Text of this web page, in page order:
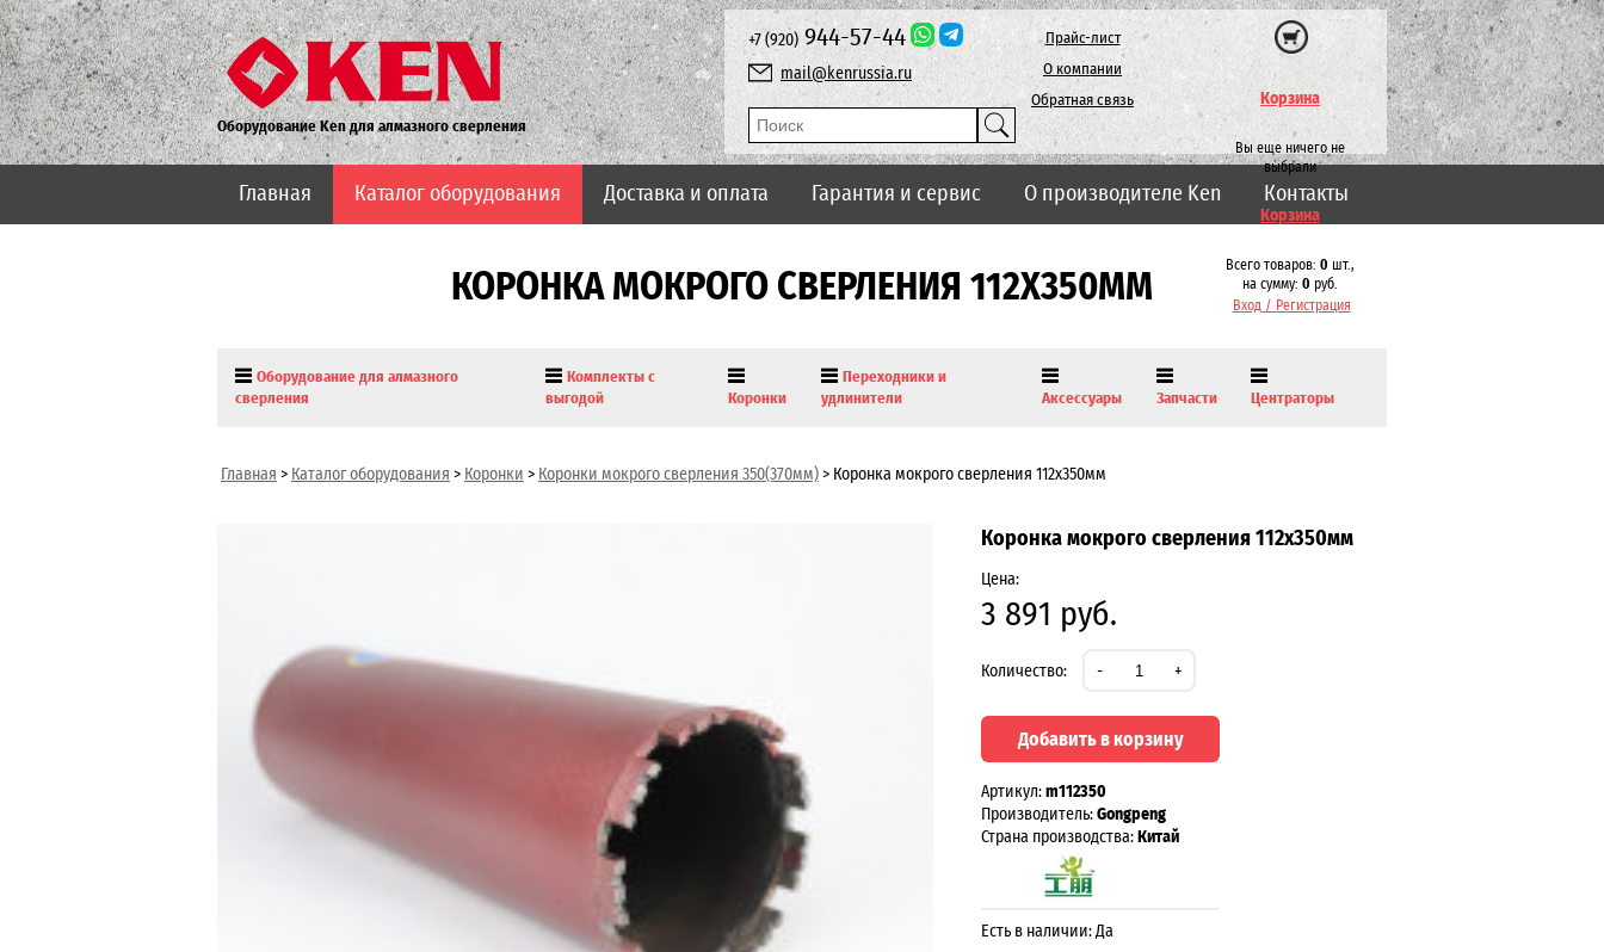
Оборудование Ken для алмазного сверления
+7 (920)944-57-44
mail@kenrussia.ru
Прайс-лист
О компании
Обратная связь
Корзина
Вы еще ничего не
выбрали
Корзина
Всего товаров: 0 шт.,
на сумму: 0 руб.
Вход / Регистрация
Главная Каталог оборудования Доставка и оплата Гарантия и сервис О производителе Ken Контакты
КОРОНКА МОКРОГО СВЕРЛЕНИЯ 112Х350ММ
Оборудование для алмазного
сверления
Комплекты с
выгодой
Коронки
Переходники и
удлинители
Аксессуары Запчасти Центраторы
Главная > Каталог оборудования > Коронки > Коронки мокрого сверления 350(370мм)> Коронка мокрого сверления 112х350мм
Коронка мокрого сверления 112х350мм
Цена:
3 891 руб.
Количество: - +
Добавить в корзину
Артикул:m112350
Производитель:Gongpeng
Страна производства:Китай
Есть в наличии: Да